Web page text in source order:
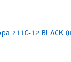
2110-12 BLACK